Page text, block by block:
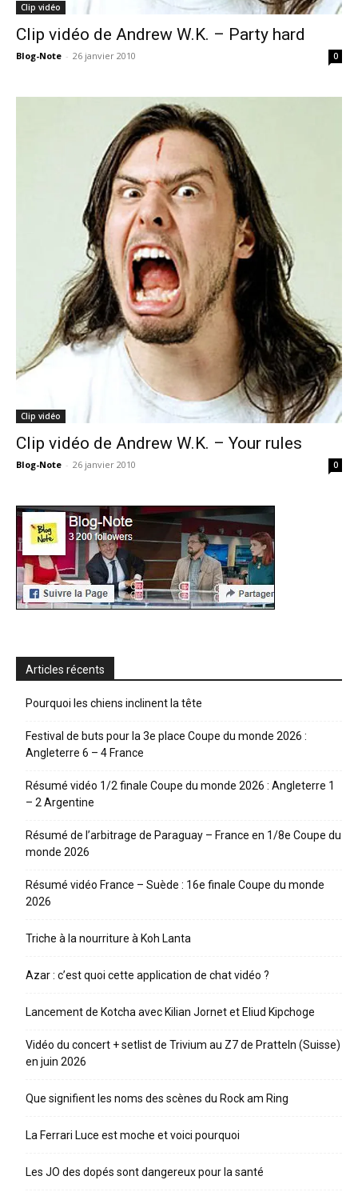
Clip vidéo
Clip vidéo de Andrew W.K. – Party hard
Blog-Note - 26 janvier 2010 0
Clip vidéo
Clip vidéo de Andrew W.K. – Your rules
Blog-Note - 26 janvier 2010 0
Articles récents
Pourquoi les chiens inclinent la tête
Festival de buts pour la 3e place Coupe du monde 2026 :
Angleterre 6 – 4 France
Résumé vidéo 1/2 finale Coupe du monde 2026 : Angleterre 1
– 2 Argentine
Résumé de l’arbitrage de Paraguay – France en 1/8e Coupe du
monde 2026
Résumé vidéo France – Suède : 16e finale Coupe du monde
2026
Triche à la nourriture à Koh Lanta
Azar : c’est quoi cette application de chat vidéo ?
Lancement de Kotcha avec Kilian Jornet et Eliud Kipchoge
Vidéo du concert + setlist de Trivium au Z7 de Pratteln (Suisse)
en juin 2026
Que signifient les noms des scènes du Rock am Ring
La Ferrari Luce est moche et voici pourquoi
Les JO des dopés sont dangereux pour la santé